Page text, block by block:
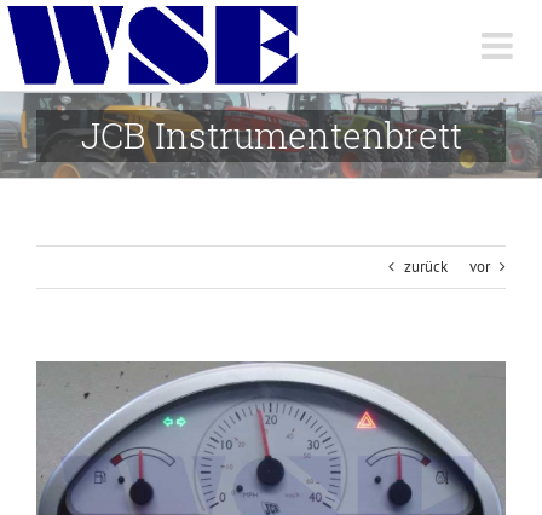
Skip
content
JCB Instrumentenbrett
zurück vor